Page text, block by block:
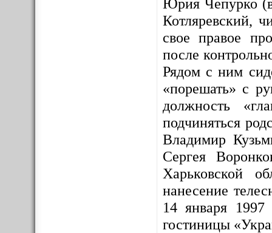
Юрия Чепурко
Котляревский,
свое правое
после
Рядом с ним
«порешать» с
должность
подчиняться
Владимир
Сергея
Харьковской
нанесение
14 января
гостиницы